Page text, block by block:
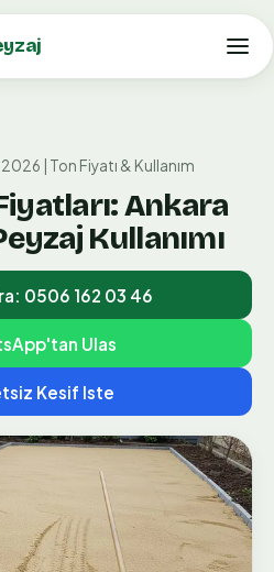
| Ton Fiyatı & Kullanım
Ankara
Kullanımı
0506 162 03 46
Ulas
Kesif Iste